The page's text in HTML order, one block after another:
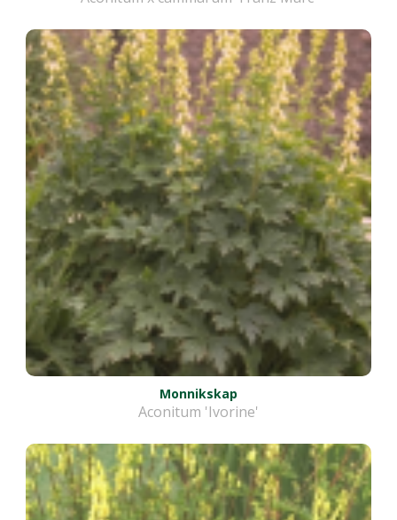
Monnikskap
Aconitum 'Ivorine'